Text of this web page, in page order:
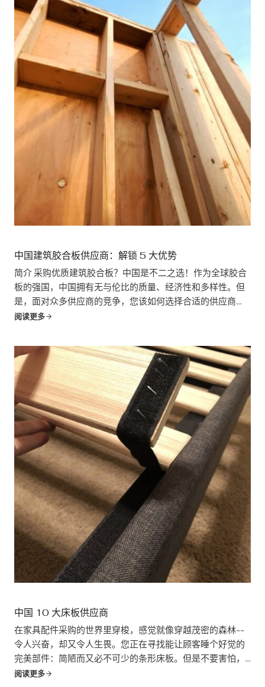
中国建筑胶合板供应商：解锁 5 大优势
简介 采购优质建筑胶合板？中国是不二之选！作为全球胶合
板的强国，中国拥有无与伦比的质量、经济性和多样性。但
是，面对众多供应商的竞争，您该如何选择合适的供应商
呢？本博文揭示了与中国供应商合作的五大理由。
阅读更多
中国 10 大床板供应商
在家具配件采购的世界里穿梭，感觉就像穿越茂密的森林--
令人兴奋，却又令人生畏。您正在寻找能让顾客睡个好觉的
完美部件：简陋而又必不可少的条形床板。但是不要害怕，
无畏的家具爱好者！这本指南就是您的指南针和...
阅读更多